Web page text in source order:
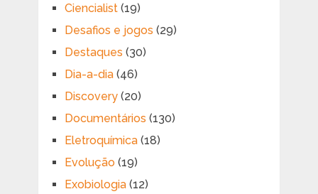
Ciencialist(19)
Desafios e jogos (29)
Destaques (30)
Dia-a-dia(46)
Discovery(20)
Documentários (130)
Eletroquímica(18)
Evolução (19)
Exobiologia(12)